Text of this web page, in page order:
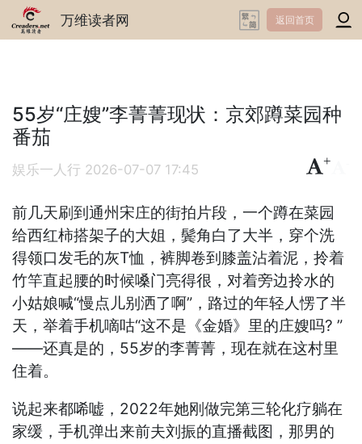
万维读者网 返回首页
55岁“庄嫂”李菁菁现状：京郊蹲菜园种
番茄
娱乐一人行 2026-07-07 17:45
+
前几天刷到通州宋庄的街拍片段，一个蹲在菜园
给西红柿搭架子的大姐，鬓角白了大半，穿个洗
得领口发毛的灰T恤，裤脚卷到膝盖沾着泥，拎着
竹竿直起腰的时候嗓门亮得很，对着旁边拎水的
小姑娘喊“慢点儿别洒了啊”，路过的年轻人愣了半
天，举着手机嘀咕“这不是《金婚》里的庄嫂吗? ”
——还真是的，55岁的李菁菁，现在就在这村里
住着。
说起来都唏嘘，2022年她刚做完第三轮化疗躺在
家缓，手机弹出来前夫刘振的直播截图，那男的